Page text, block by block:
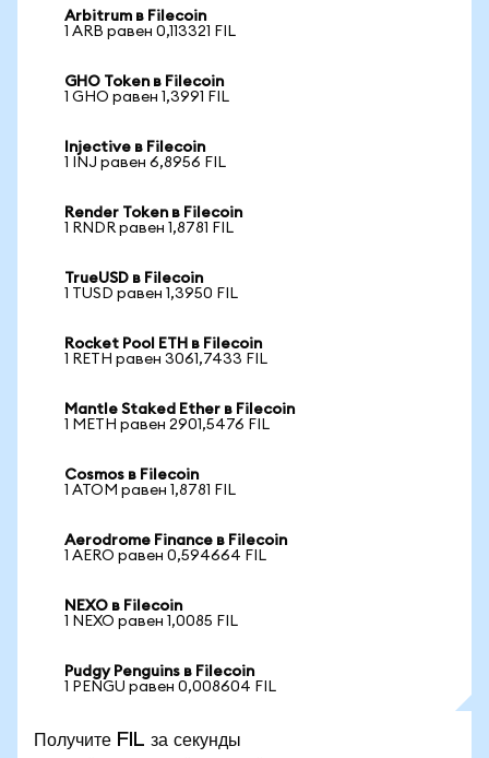
Arbitrum в Filecoin
1 ARB равен 0,113321 FIL
GHO Token в Filecoin
1 GHO равен 1,3991 FIL
Injective в Filecoin
1 INJ равен 6,8956 FIL
Render Token в Filecoin
1 RNDR равен 1,8781 FIL
TrueUSD в Filecoin
1 TUSD равен 1,3950 FIL
Rocket Pool ETH в Filecoin
1 RETH равен 3061,7433 FIL
Mantle Staked Ether в Filecoin
1 METH равен 2901,5476 FIL
Cosmos в Filecoin
1 ATOM равен 1,8781 FIL
Aerodrome Finance в Filecoin
1 AERO равен 0,594664 FIL
NEXO в Filecoin
1 NEXO равен 1,0085 FIL
Pudgy Penguins в Filecoin
1 PENGU равен 0,008604 FIL
Получите FIL за секунды